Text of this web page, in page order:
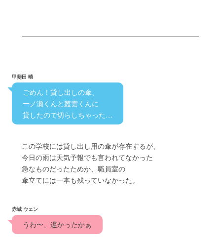
甲斐田 晴
ごめん！貸し出しの傘、
一ノ瀬くんと叢雲くんに
貸したので切らしちゃった…
この学校には貸し出し用の傘が存在するが、
今日の雨は天気予報でも言われてなかった
急なものだったためか、職員室の
傘立てには一本も残っていなかった。
赤城 ウェン
うわ〜、遅かったかぁ